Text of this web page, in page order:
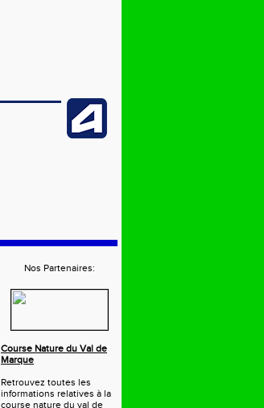
Nos Partenaires:
Course Nature du Val de
Marque
Retrouvez toutes les
informations relatives à la
course nature du val de